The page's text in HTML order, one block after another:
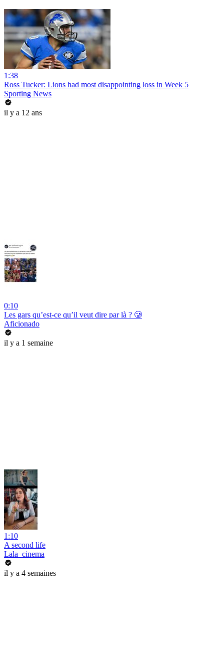
1:38
Ross Tucker: Lions had most disappointing loss in Week 5
Sporting News
il y a 12 ans
0:10
Les gars qu’est-ce qu’il veut dire par là ? 🥲
Aficionado
il y a 1 semaine
1:10
A second life
Lala_cinema
il y a 4 semaines